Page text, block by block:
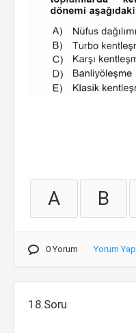
A B
0 Yorum Yorum Yap
18.Soru